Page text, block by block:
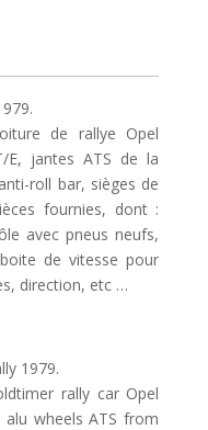
de rallye Opel
E, jantes ATS de la
roll bar, sièges de
fournies, dont :
avec pneus neufs,
de vitesse pour
direction, etc …
1979.
rally car Opel
wheels ATS from